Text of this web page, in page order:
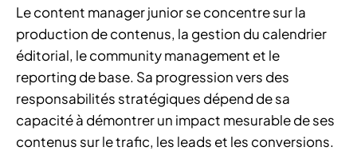
Le content manager junior se concentre sur la
production de contenus, la gestion du calendrier
éditorial, le community management et le
reporting de base. Sa progression vers des
responsabilités stratégiques dépend de sa
capacité à démontrer un impact mesurable de ses
contenus sur le trafic, les leads et les conversions.